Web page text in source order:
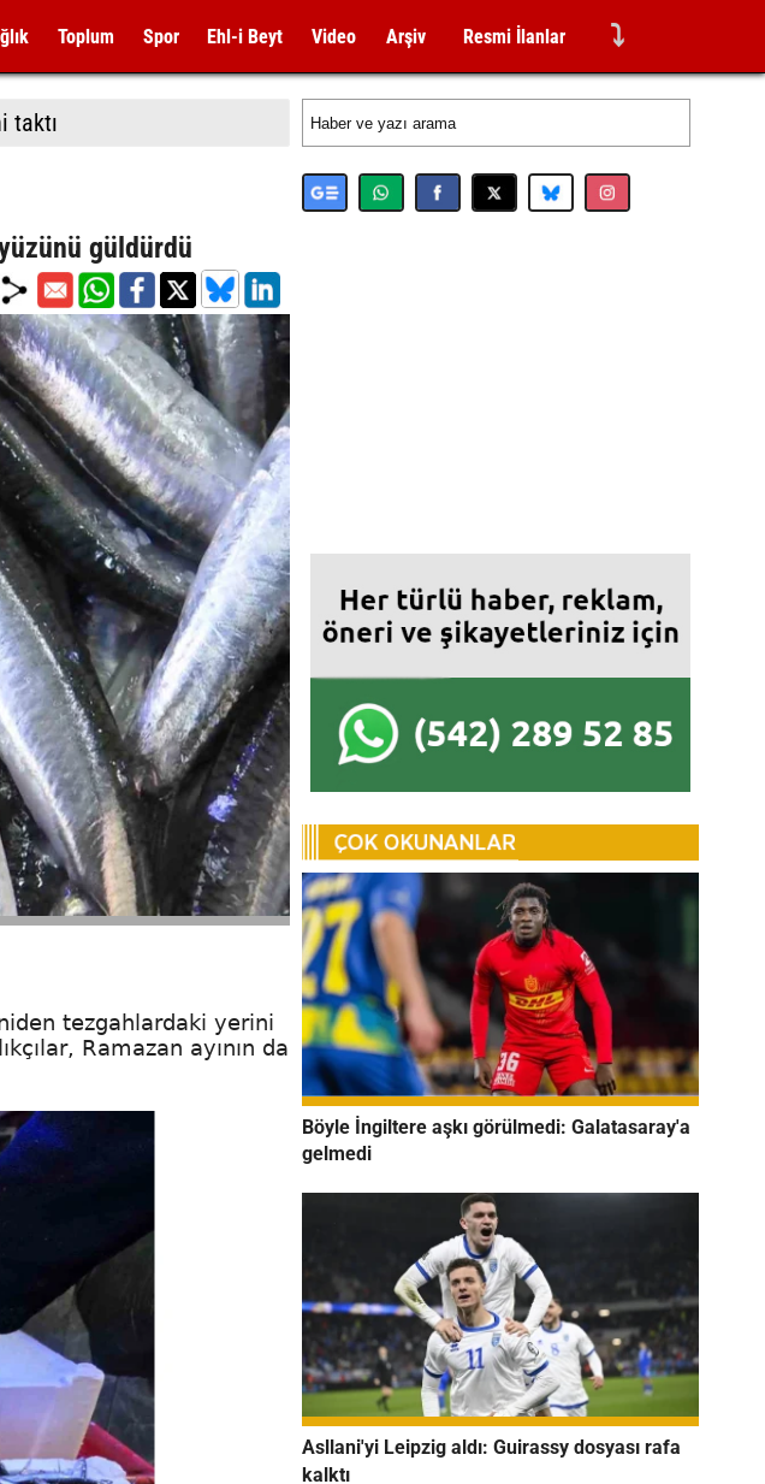
Toplum Spor Ehl-i Beyt Video Arşiv Resmi İlanlar ⤵
taktı
güldürdü
tezgahlardaki yerini
Ramazan ayının da
Böyle İngiltere aşkı görülmedi: Galatasaray'a
gelmedi
Asllani'yi Leipzig aldı: Guirassy dosyası rafa
kalktı